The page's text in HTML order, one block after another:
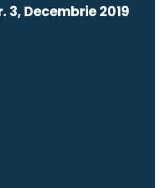
3, Decembrie 2019